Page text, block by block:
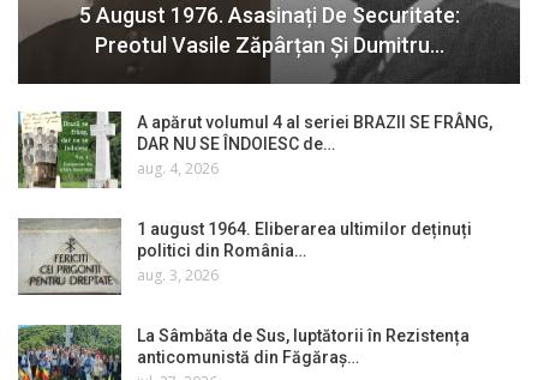
5 August 1976. Asasinați De Securitate:
Preotul Vasile Zăpârțan Și Dumitru…
A apărut volumul 4 al seriei BRAZII SE FRÂNG,
DAR NU SE ÎNDOIESC de…
aug. 4, 2026
1 august 1964. Eliberarea ultimilor deținuți
politici din România…
aug. 3, 2026
La Sâmbăta de Sus, luptătorii în Rezistența
anticomunistă din Făgăraș…